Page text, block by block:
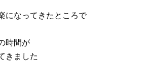
になってきたところで
時間が
きました